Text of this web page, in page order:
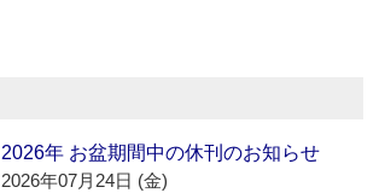
2026年 お盆期間中の休刊のお知らせ
2026年07月24日 (金)